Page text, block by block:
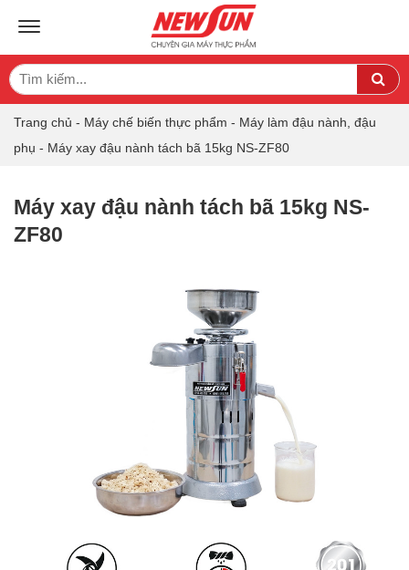
TOGGLE NAVIGATION
Search
for:
Trang chủ - Máy chế biến thực phẩm - Máy làm đậu nành, đậu
phụ - Máy xay đậu nành tách bã 15kg NS-ZF80
Máy xay đậu nành tách bã 15kg NS-
ZF80